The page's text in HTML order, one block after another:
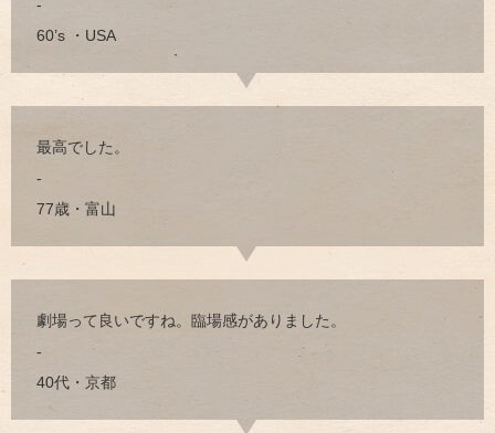
-
60’s ・USA
最高でした。
-
77歳・富山
劇場って良いですね。臨場感がありました。
-
40代・京都